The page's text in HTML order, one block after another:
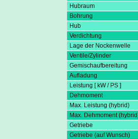
Hubraum
Bohrung
Hub
Verdichtung
Lage der Nockenwelle
Ventile/Zylinder
Gemischaufbereitung
Aufladung
Leistung [ kW / PS ]
Dehmoment
Max. Leistung (hybrid)
Max. Dehmoment
Getriebe
Getriebe (auf Wunsch)